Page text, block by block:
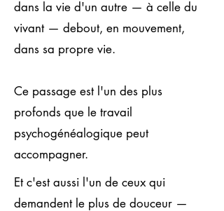
dans la vie d'un autre — à celle du
vivant — debout, en mouvement,
dans sa propre vie.
Ce passage est l'un des plus
profonds que le travail
psychogénéalogique peut
accompagner.
Et c'est aussi l'un de ceux qui
demandent le plus de douceur —